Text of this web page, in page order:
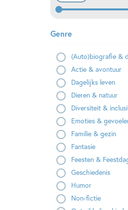
Genre
(Auto)biografie &
Actie & avontuur
Dagelijks leven
Dieren & natuur
Diversiteit &
Emoties &
Familie & gezin
Fantasie
Feesten &
Geschiedenis
Humor
Non-fictie